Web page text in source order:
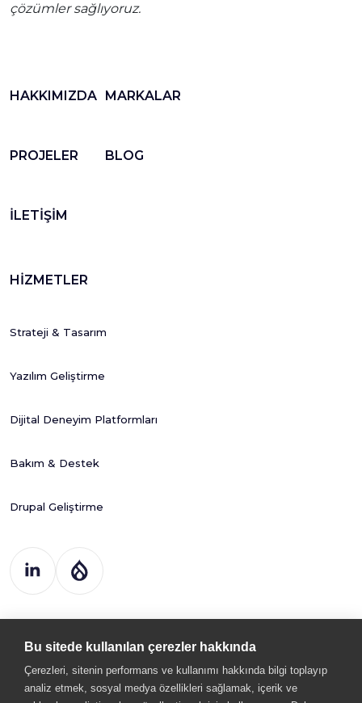
çözümler sağlıyoruz.
HAKKIMIZDA MARKALAR
PROJELER BLOG
İLETİŞİM
HİZMETLER
Strateji & Tasarım
Yazılım Geliştirme
Dijital Deneyim Platformları
Bakım & Destek
Drupal Geliştirme
Kemal Nehrozoğlu Cad. 400. Sk.
GOSB Teknopark Hi-Tech Bina 3.Kat B3 Gebze - KOCAELİ
bilgi@drupart.com.tr
Bu sitede kullanılan çerezler hakkında
Çerezleri, sitenin performans ve kullanımı hakkında bilgi toplayıp
analiz etmek, sosyal medya özellikleri sağlamak, içerik ve